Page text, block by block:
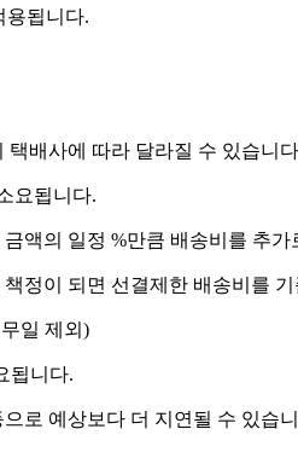
용됩니다.
배사에 따라 달라질 수 있습니
요됩니다.
액의 일정 %만큼 배송비를 추가
정이 되면 선결제한 배송비를
일 제외)
됩니다.
로 예상보다 더 지연될 수 있습